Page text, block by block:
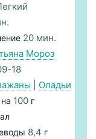
20 мин.
Мороз
18
Оладьи
100г
8,4 г